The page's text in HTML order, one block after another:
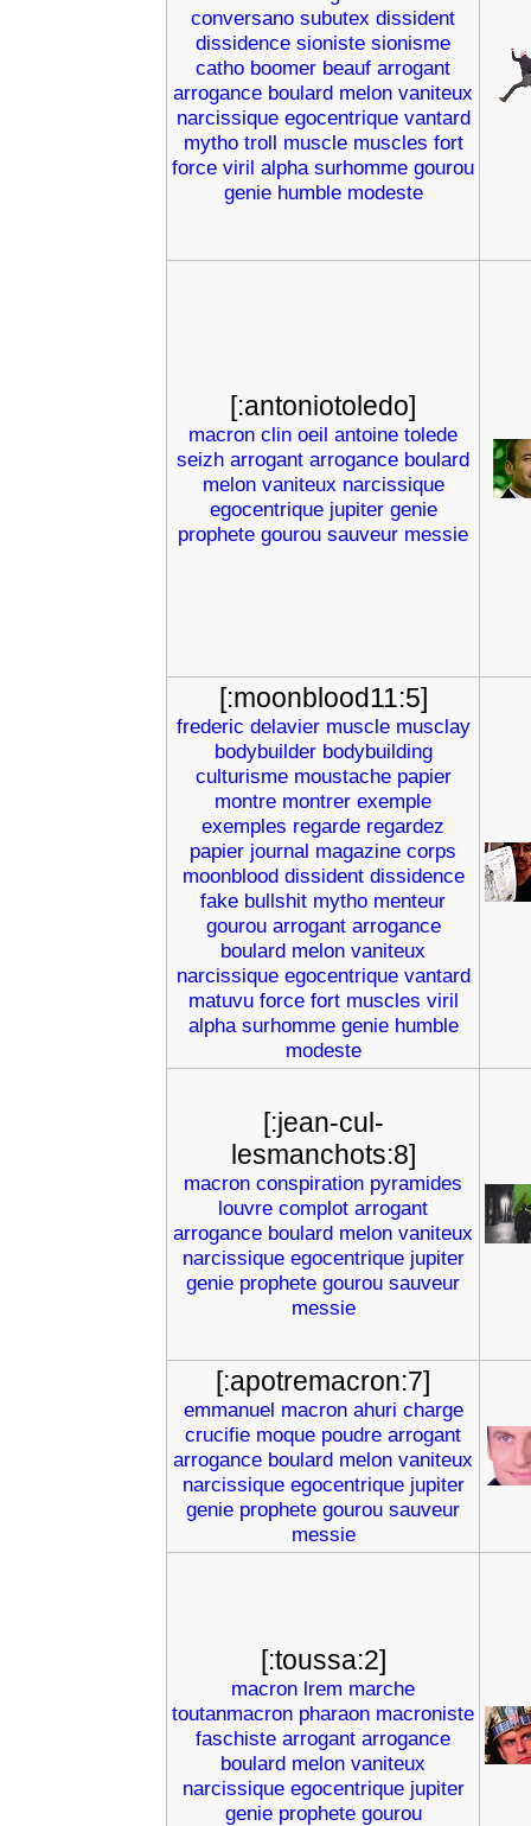
conversano subutex dissident
dissidence sioniste sionisme
catho boomer beauf arrogant
arrogance boulard melon vaniteux
narcissique egocentrique vantard
mytho troll muscle muscles fort
force viril alpha surhomme gourou
genie humble modeste
[:antoniotoledo]
macron clin oeil antoine tolede
seizh arrogant arrogance boulard
melon vaniteux narcissique
egocentrique jupiter genie
prophete gourou sauveur messie
[:moonblood11:5]
frederic delavier muscle musclay
bodybuilder bodybuilding
culturisme moustache papier
montre montrer exemple
exemples regarde regardez
papier journal magazine corps
moonblood dissident dissidence
fake bullshit mytho menteur
gourou arrogant arrogance
boulard melon vaniteux
narcissique egocentrique vantard
matuvu force fort muscles viril
alpha surhomme genie humble
modeste
[:jean-cul-
lesmanchots:8]
macron conspiration pyramides
louvre complot arrogant
arrogance boulard melon vaniteux
narcissique egocentrique jupiter
genie prophete gourou sauveur
messie
[:apotremacron:7]
emmanuel macron ahuri charge
crucifie moque poudre arrogant
arrogance boulard melon vaniteux
narcissique egocentrique jupiter
genie prophete gourou sauveur
messie
[:toussa:2]
macron lrem marche
toutanmacron pharaon macroniste
faschiste arrogant arrogance
boulard melon vaniteux
narcissique egocentrique jupiter
genie prophete gourou